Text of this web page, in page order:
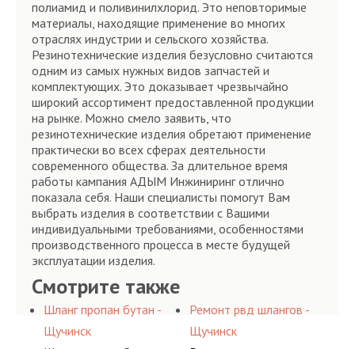
полиамид и поливинилхлорид. Это неповторимые
материалы, находящие применение во многих
отраслях индустрии и сельского хозяйства.
Резинотехнические изделия безусловно считаются
одним из самых нужных видов запчастей и
комплектующих. Это доказывает чрезвычайно
широкий ассортимент предоставленной продукции
на рынке. Можно смело заявить, что
резинотехнические изделия обретают применение
практически во всех сферах деятельности
современного общества. За длительное время
работы кампания АДЫМ Инжиниринг отлично
показала себя. Наши специалисты помогут Вам
выбрать изделия в соответствии с Вашими
индивидуальными требованиями, особенностями
производственного процесса в месте будущей
эксплуатации изделия.
Смотрите также
Шланг пропан бутан -
Щучинск
Ремонт рвд шлангов -
Щучинск